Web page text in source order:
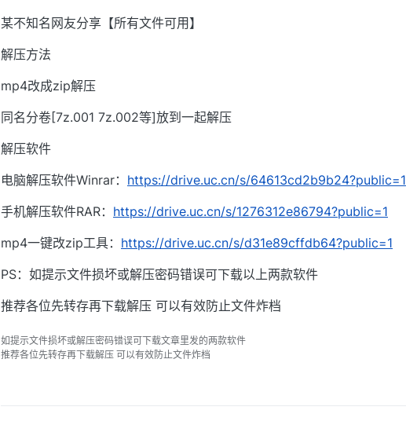
某不知名网友分享【所有文件可用】
解压方法
mp4改成zip解压
同名分卷[7z.001 7z.002等]放到一起解压
解压软件
电脑解压软件Winrar： https://drive.uc.cn/s/64613cd2b9b24?public=1
手机解压软件RAR： https://drive.uc.cn/s/1276312e86794?public=1
mp4一键改zip工具： https://drive.uc.cn/s/d31e89cffdb64?public=1
PS：如提示文件损坏或解压密码错误可下载以上两款软件
推荐各位先转存再下载解压 可以有效防止文件炸档
如提示文件损坏或解压密码错误可下载文章里发的两款软件
推荐各位先转存再下载解压 可以有效防止文件炸档